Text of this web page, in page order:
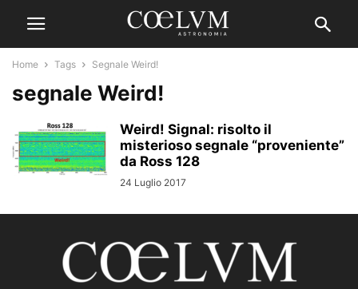
Home Tags Segnale Weird!
segnale Weird!
Weird! Signal: risolto il
misterioso segnale “proveniente”
da Ross 128
24 Luglio 2017